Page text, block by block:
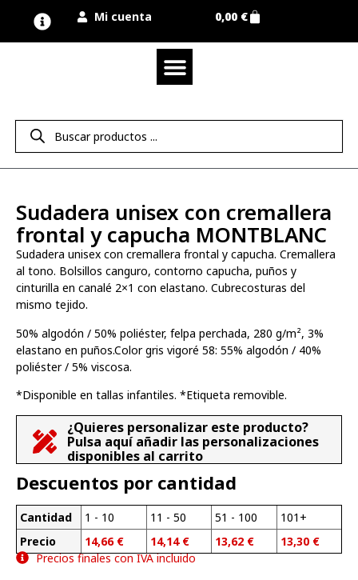
Mi cuenta 0,00 €
Sudadera unisex con cremallera
frontal y capucha MONTBLANC
Sudadera unisex con cremallera frontal y capucha. Cremallera
al tono. Bolsillos canguro, contorno capucha, puños y
cinturilla en canalé 2×1 con elastano. Cubrecosturas del
mismo tejido.
50% algodón / 50% poliéster, felpa perchada, 280 g/m², 3%
elastano en puños.Color gris vigoré 58: 55% algodón / 40%
poliéster / 5% viscosa.
*Disponible en tallas infantiles. *Etiqueta removible.
¿Quieres personalizar este producto?
Pulsa aquí añadir las personalizaciones
disponibles al carrito
Descuentos por cantidad
Cantidad
Precio
1 - 10
14,66 €
11 - 50
14,14 €
51 - 100
13,62 €
101+
13,30 €
Precios finales con IVA incluido